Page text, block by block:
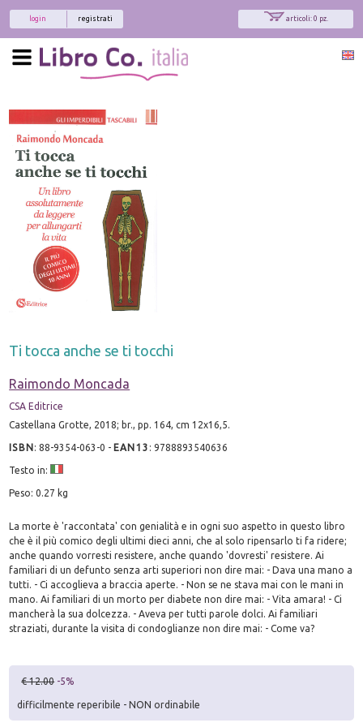
articoli: 0 pz.
registrati
login
Ti tocca anche se ti tocchi
Raimondo Moncada
CSA Editrice
Castellana Grotte, 2018; br., pp. 164, cm 12x16,5.
ISBN:88-9354-063-0 - EAN13 :9788893540636
Testo in:
Peso: 0.27 kg
La morte è 'raccontata' con genialità e in ogni suo aspetto in questo libro
che è il più comico degli ultimi dieci anni, che al solo ripensarlo ti fa ridere;
anche quando vorresti resistere, anche quando 'dovresti' resistere. Ai
familiari di un defunto senza arti superiori non dire mai: - Dava una mano a
tutti. - Ci accoglieva a braccia aperte. - Non se ne stava mai con le mani in
mano. Ai familiari di un morto per diabete non dire mai: - Vita amara! - Ci
mancherà la sua dolcezza. - Aveva per tutti parole dolci. Ai familiari
straziati, durante la visita di condoglianze non dire mai: - Come va?
€ 12.00 -5%
difficilmente reperibile - NON ordinabile